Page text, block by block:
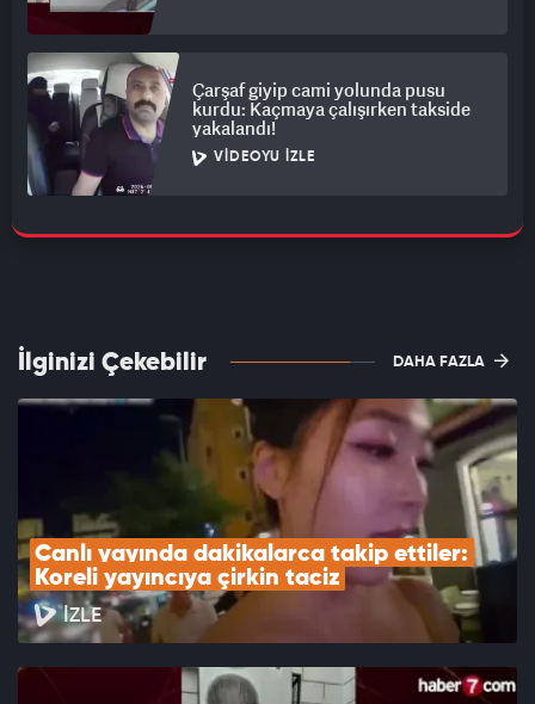
Çarşaf giyip cami yolunda pusu
kurdu: Kaçmaya çalışırken takside
yakalandı!
VIDEOYU İZLE
İlginizi Çekebilir DAHA FAZLA
Canlı yayında dakikalarca takip ettiler:
Koreli yayıncıya çirkin taciz
İZLE